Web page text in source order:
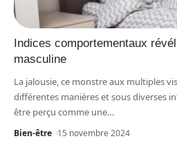
Indices comportementaux
masculine
La jalousie, ce monstre aux multiples
différentes manières et sous diverses
être perçu comme une…
Bien-être 15 novembre 2024